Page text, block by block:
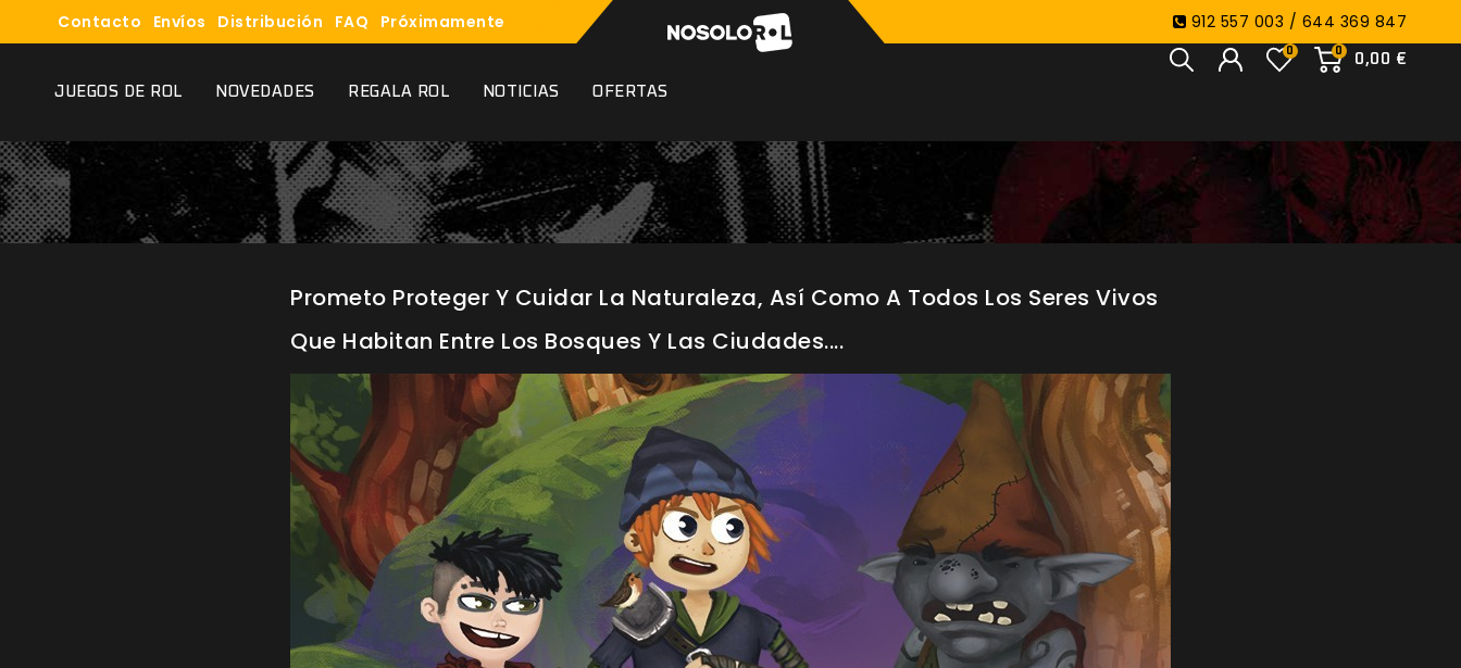
Contacto Envíos Distribución FAQ Próximamente 912 557 003 / 644 369 847
0
0,00 €
0
JUEGOS DE ROL NOVEDADES REGALA ROL NOTICIAS OFERTAS
Prometo Proteger Y Cuidar La Naturaleza, Así Como A Todos Los Seres Vivos
Que Habitan Entre Los Bosques Y Las Ciudades....